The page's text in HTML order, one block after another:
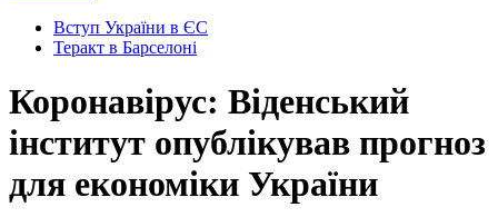
Вступ України в ЄС
Теракт в Барселоні
Коронавірус: Віденський
інститут опублікував прогноз
для економіки України